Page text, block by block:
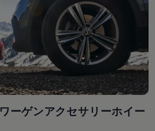
リー
& goods
Navigation System
Recorder
報
イクルへの取組み
灯とインジケーターランプ
整備情報
ザーガイド
上の注意
車リサイクル法
ティプログラム
プログラム
ーゲンアクセサリーホイー